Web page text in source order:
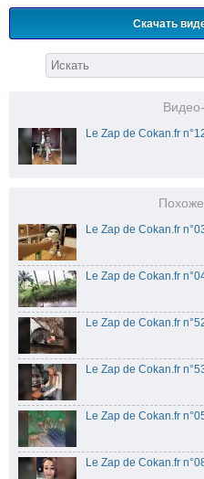
Скачать
Le Zap de Cokan.fr
Le Zap de Cokan.fr
Le Zap de Cokan.fr
Le Zap de Cokan.fr
Le Zap de Cokan.fr
Le Zap de Cokan.fr
Le Zap de Cokan.fr